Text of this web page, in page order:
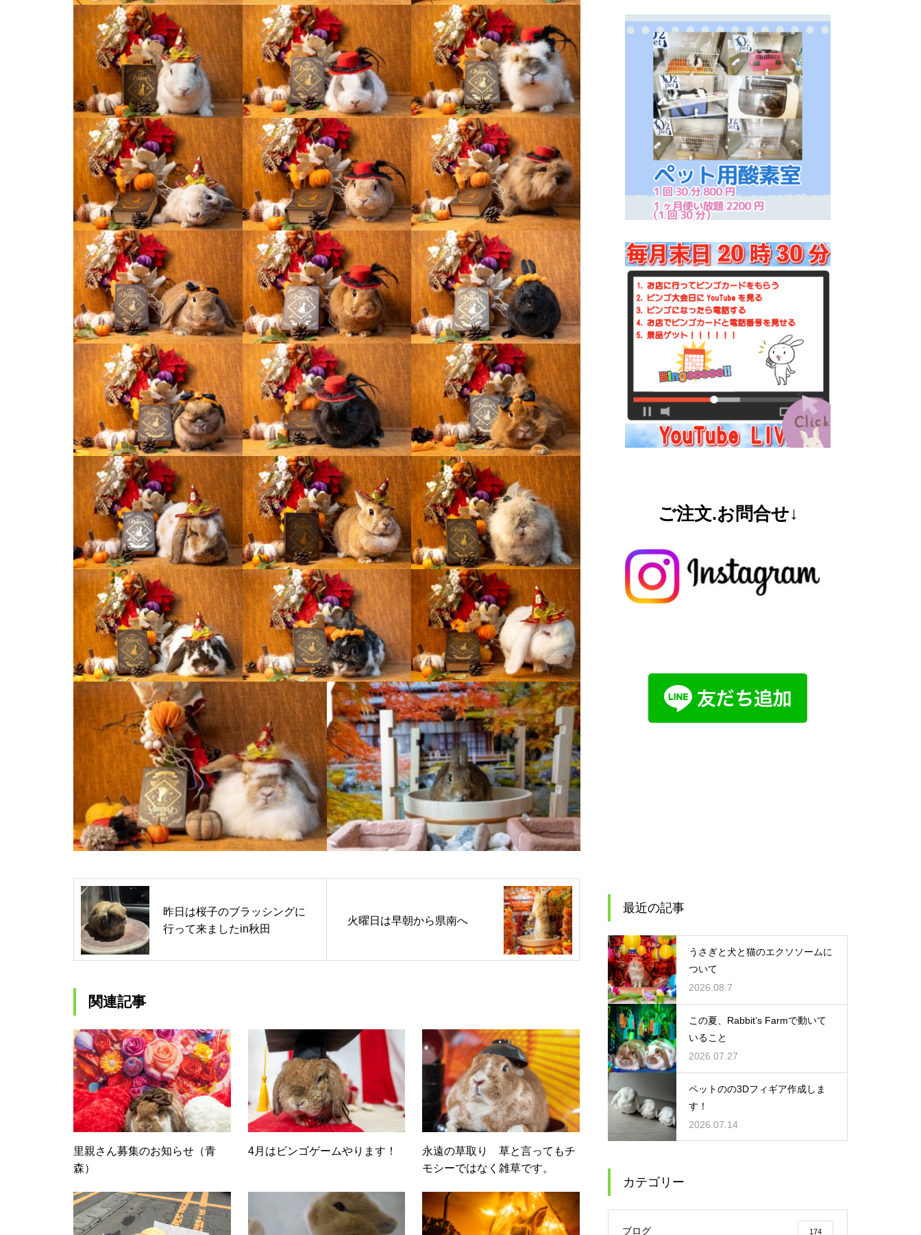
昨日は桜子のブラッシングに
行って来ましたin秋田
火曜日は早朝から県南へ
関連記事
里親さん募集のお知らせ（青
森）
4月はビンゴゲームやります！
永遠の草取り 草と言ってもチ
モシーではなく雑草です。
ご注文.お問合せ↓
最近の記事
うさぎと犬と猫のエクソソームに
ついて
2026.08.7
この夏、Rabbit’s Farmで動いて
いること
2026.07.27
ペットのの3Dフィギア作成しま
す！
2026.07.14
カテゴリー
ブログ 174